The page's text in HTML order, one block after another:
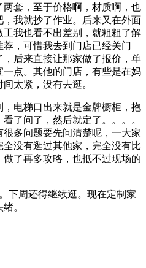
套，至于价格啊，材质啊，也
我就抄了作业。后来又在外面
我也看不出差别，就粗粗了解
，可惜我去到门店已经关门
后来直接让那家做了报价，单
点。其他的门店，有些是在妈
太紧，没有去逛。
电梯口出来就是金牌橱柜，抱
了问了，然后就定了。。。。
多问题要先问清楚呢，一大家
没有逛过其他家，完全没有比
了再多攻略，也抵不过现场的
下周还得继续逛。现在定制家
。